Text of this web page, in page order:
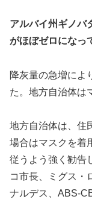
アルバイ州ギノバ
がほぼゼロになっ
降灰量の急増によ
た。地方自治体は
地方自治体は、住
場合はマスクを着
従うよう強く勧告
コ市長、ミグス・
ナルデス、ABS-